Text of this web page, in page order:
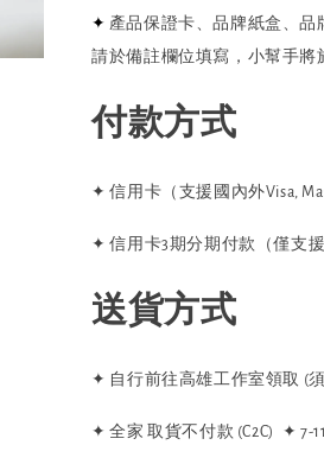
✦ 產品保證卡、品牌紙盒、
請於備註欄位填寫，小幫手將
付款方式
✦ 信用卡（支援國內外Visa,
✦ 信用卡3期分期付款（僅支
送貨方式
✦ 自行前往高雄工作室領取 (
✦ 全家 取貨不付款 (C2C) ✦ 7-